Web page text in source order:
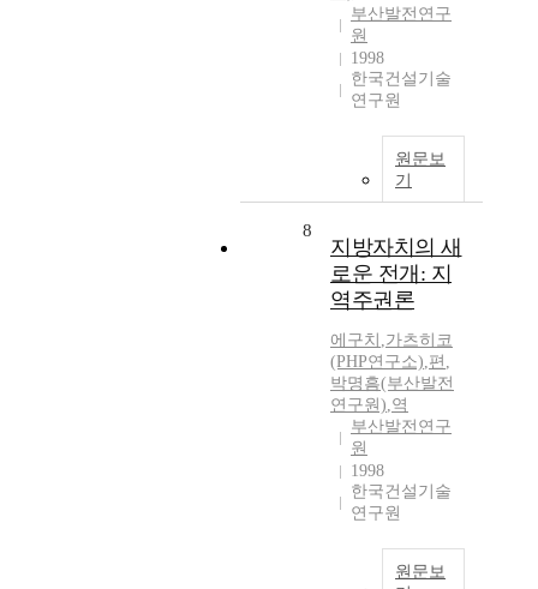
부산발전연구
원
1998
한국건설기술
연구원
원문보
기
8
지방자치의 새
로운 전개: 지
역주권론
에구치 ,가츠히코
(PHP연구소),편 ,
박명흠(부산발전
연구원),역
부산발전연구
원
1998
한국건설기술
연구원
원문보